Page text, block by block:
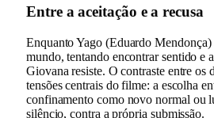
Entre a aceitação e a recusa
Enquanto Yago (Eduardo Mendonça)
mundo, tentando encontrar sentido e
Giovana resiste. O contraste entre os
tensões centrais do filme: a escolha
confinamento como novo normal ou
silêncio, contra a própria submissão.